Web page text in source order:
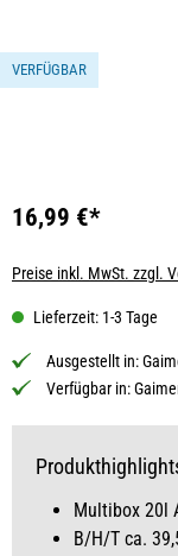
VERFÜGBAR
Multibox 20l
B/H/T ca.
16,99 €*
Preise inkl. MwSt. zzgl.
Lieferzeit: 1-3 Tage
Ausgestellt in:
Verfügbar in: